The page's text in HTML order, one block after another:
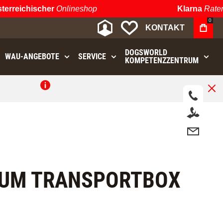
Onlineshop Klarna
MEIN KONTO
MEINE
KONTAKT
0
WAU⁠-⁠ANGEBOTE SERVICE
DOGSWORLD
KOMPETENZZENTRUM
TRANSPORTBOX